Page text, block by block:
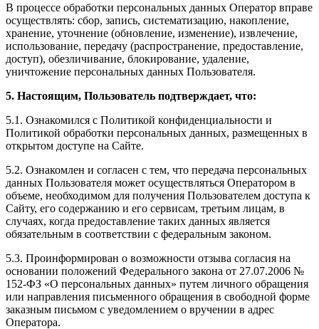
В процессе обработки персональных данных Оператор вправе
осуществлять: сбор, запись, систематизацию, накопление,
хранение, уточнение (обновление, изменение), извлечение,
использование, передачу (распространение, предоставление,
доступ), обезличивание, блокирование, удаление,
уничтожение персональных данных Пользователя.
5. Настоящим, Пользователь подтверждает, что:
5.1. Ознакомился с Политикой конфиденциальности и
Политикой обработки персональных данных, размещенных в
открытом доступе на Сайте.
5.2. Ознакомлен и согласен с тем, что передача персональных
данных Пользователя может осуществляться Оператором в
объеме, необходимом для получения Пользователем доступа к
Сайту, его содержанию и его сервисам, третьим лицам, в
случаях, когда предоставление таких данных является
обязательным в соответствии с федеральным законом.
5.3. Проинформирован о возможности отзыва согласия на
основании положений Федерального закона от 27.07.2006 №
152-ФЗ «О персональных данных» путем личного обращения
или направления письменного обращения в свободной форме
заказным письмом с уведомлением о вручении в адрес
Оператора.